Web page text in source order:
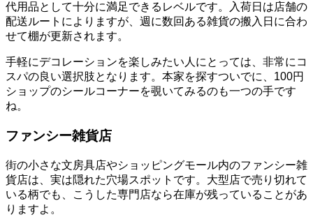
代用品として十分に満足できるレベルです。入荷日は店舗の
配送ルートによりますが、週に数回ある雑貨の搬入日に合わ
せて棚が更新されます。
手軽にデコレーションを楽しみたい人にとっては、非常にコ
スパの良い選択肢となります。本家を探すついでに、100円
ショップのシールコーナーを覗いてみるのも一つの手です
ね。
ファンシー雑貨店
街の小さな文房具店やショッピングモール内のファンシー雑
貨店は、実は隠れた穴場スポットです。大型店で売り切れて
いる柄でも、こうした専門店なら在庫が残っていることがあ
りますよ。